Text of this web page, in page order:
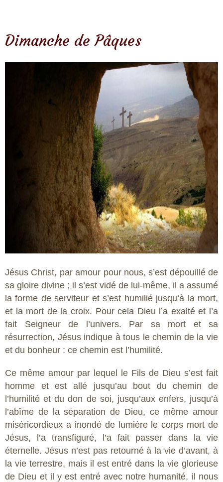
Dimanche de Pâques
Jésus Christ, par amour pour nous, s’est dépouillé de
sa gloire divine ; il s’est vidé de lui-même, il a assumé
la forme de serviteur et s’est humilié jusqu’à la mort,
et la mort de la croix. Pour cela Dieu l’a exalté et l’a
fait Seigneur de l’univers. Par sa mort et sa
résurrection, Jésus indique à tous le chemin de la vie
et du bonheur : ce chemin est l’humilité.
Ce même amour par lequel le Fils de Dieu s’est fait
homme et est allé jusqu’au bout du chemin de
l’humilité et du don de soi, jusqu’aux enfers, jusqu’à
l’abîme de la séparation de Dieu, ce même amour
miséricordieux a inondé de lumière le corps mort de
Jésus, l’a transfiguré, l’a fait passer dans la vie
éternelle. Jésus n’est pas retourné à la vie d’avant, à
la vie terrestre, mais il est entré dans la vie glorieuse
de Dieu et il y est entré avec notre humanité, il nous